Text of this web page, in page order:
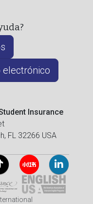
electrónico
Insurance
FL 32266 USA